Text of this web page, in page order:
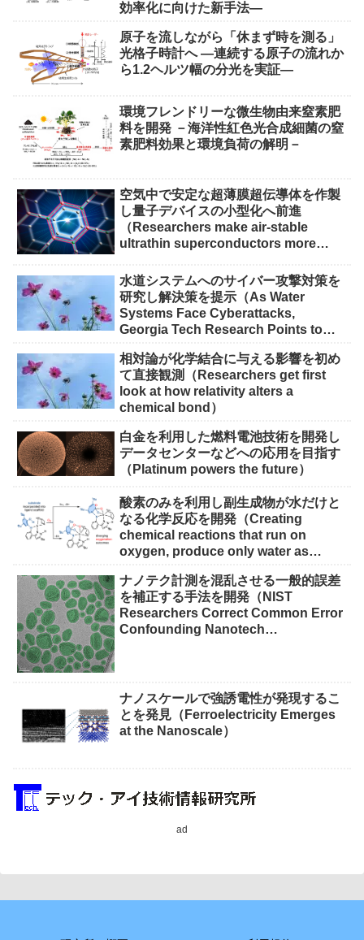
効率化に向けた新手法―
原子を流しながら「休まず時を測る」
光格子時計へ ―連続する原子の流れか
ら1.2ヘルツ幅の分光を実証―
環境フレンドリーな微生物由来窒素肥
料を開発 －海洋性紅色光合成細菌の窒
素肥料効果と環境負荷の解明－
空気中で安定な超薄膜超伝導体を作製
し量子デバイスの小型化へ前進
（Researchers make air-stable
ultrathin superconductors more
水道システムへのサイバー攻撃対策を
研究し解決策を提示（As Water
Systems Face Cyberattacks,
Georgia Tech Research Points to
相対論が化学結合に与える影響を初め
て直接観測（Researchers get first
look at how relativity alters a
chemical bond）
白金を利用した燃料電池技術を開発し
データセンターなどへの応用を目指す
（Platinum powers the future）
酸素のみを利用し副生成物が水だけと
なる化学反応を開発（Creating
chemical reactions that run on
oxygen, produce only water as
ナノテク計測を混乱させる一般的誤差
を補正する手法を開発（NIST
Researchers Correct Common Error
Confounding Nanotech
ナノスケールで強誘電性が発現するこ
とを発見（Ferroelectricity Emerges
at the Nanoscale）
ad